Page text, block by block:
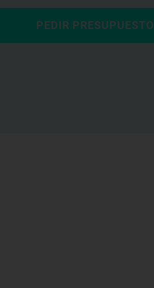
PEDIR PRESUPUESTO